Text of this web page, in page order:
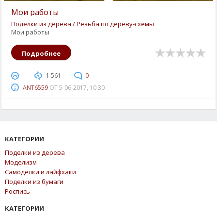
Мои работы
Поделки из дерева /Резьба по дереву-схемы
Мои работы
Подробнее
1 561
0
ANT6559ОТ5-06-2017, 10:30
КАТЕГОРИИ
Поделки из дерева
Моделизм
Самоделки и лайфхаки
Поделки из бумаги
Роспись
КАТЕГОРИИ